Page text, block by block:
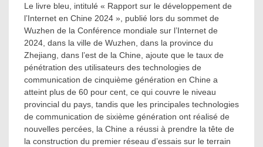
Le livre bleu, intitulé « Rapport sur le développement de
l’Internet en Chine 2024 », publié lors du sommet de
Wuzhen de la Conférence mondiale sur l’Internet de
2024, dans la ville de Wuzhen, dans la province du
Zhejiang, dans l’est de la Chine, ajoute que le taux de
pénétration des utilisateurs des technologies de
communication de cinquième génération en Chine a
atteint plus de 60 pour cent, ce qui couvre le niveau
provincial du pays, tandis que les principales technologies
de communication de sixième génération ont réalisé de
nouvelles percées, la Chine a réussi à prendre la tête de
la construction du premier réseau d’essais sur le terrain